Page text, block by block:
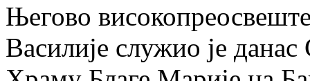
Његово
Василије служио је данас